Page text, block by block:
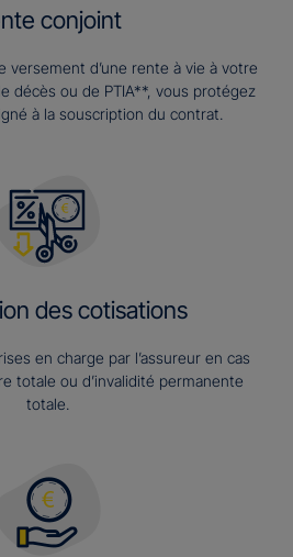
conjoint
versement d’une rente à vie à votre
décès ou de PTIA**, vous protégez
à la souscription du contrat.
des cotisations
en charge par l’assureur en cas
totale ou d’invalidité permanente
totale.